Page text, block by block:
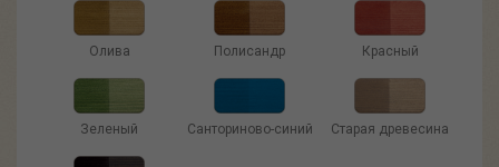
Олива Полисандр Красный
Зеленый Санториново-синий Старая древесина